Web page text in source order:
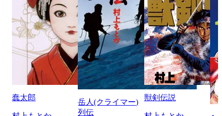
蠢太郎
岳人(クライマー)
列伝
獣剣伝説